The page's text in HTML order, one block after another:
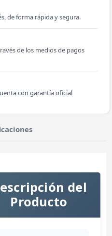
de forma rápida y segura.
de los medios de pagos
con garantía oficial
del
Producto